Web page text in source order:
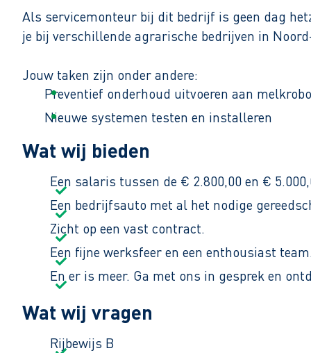
Als servicemonteur bij dit bedrijf is geen dag
je bij verschillende agrarische bedrijven in
Jouw taken zijn onder andere:
Preventief onderhoud uitvoeren aan
Nieuwe systemen testen en installeren
Storingen opsporen en oplossen
Gebruikers uitleg en advies geven over het
Af en toe meedraaien in een 24‑uurs
Standaard werk je van maandag tot en met
Wat wij bieden
Een salaris tussen de € 2.800,00 en €
Een bedrijfsauto met al het nodige
Zicht op een vast contract.
Een fijne werksfeer en een enthousiast
En er is meer. Ga met ons in gesprek en
Wat wij vragen
Rijbewijs B